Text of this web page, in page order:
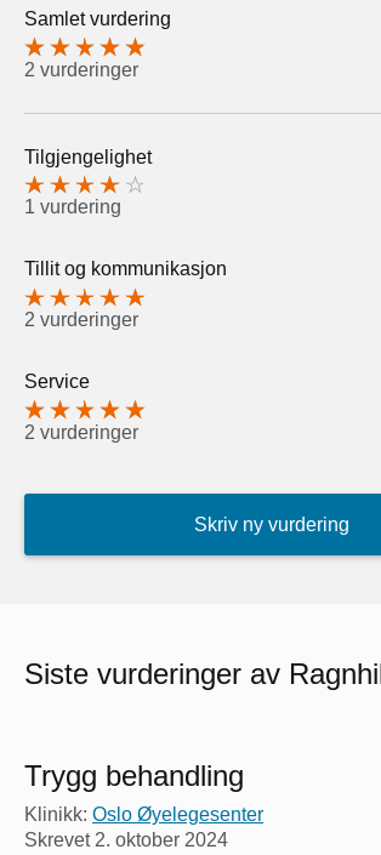
Samlet vurdering
2 vurderinger
Tilgjengelighet
1 vurdering
Tillit og kommunikasjon
2 vurderinger
Service
2 vurderinger
Skriv ny vurdering
Siste vurderinger av
Trygg behandling
Klinikk: Oslo Øyelegesenter
Skrevet 2. oktober 2024